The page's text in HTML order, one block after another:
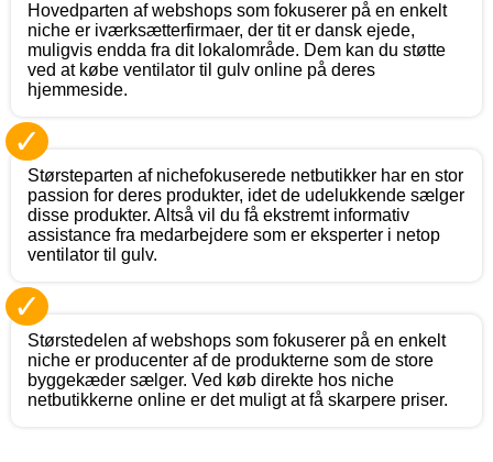
Hovedparten af webshops som fokuserer på en enkelt
niche er iværksætterfirmaer, der tit er dansk ejede,
muligvis endda fra dit lokalområde. Dem kan du støtte
ved at købe ventilator til gulv online på deres
hjemmeside.
✓
Størsteparten af nichefokuserede netbutikker har en stor
passion for deres produkter, idet de udelukkende sælger
disse produkter. Altså vil du få ekstremt informativ
assistance fra medarbejdere som er eksperter i netop
ventilator til gulv.
✓
Størstedelen af webshops som fokuserer på en enkelt
niche er producenter af de produkterne som de store
byggekæder sælger. Ved køb direkte hos niche
netbutikkerne online er det muligt at få skarpere priser.